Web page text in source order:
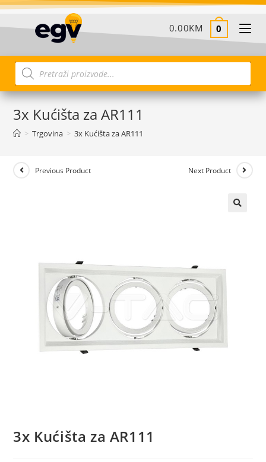
0.00KM 0
3x Kućišta za AR111
> Trgovina > 3x Kućišta za AR111
Previous Product Next Product
3x Kućišta za AR111